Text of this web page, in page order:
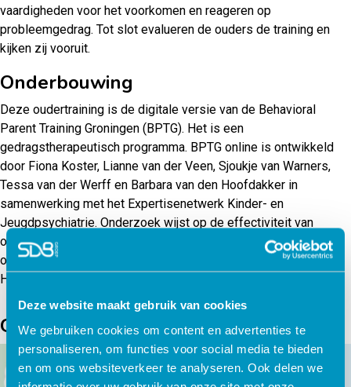
Deze website maakt gebruik van cookies
We gebruiken cookies om content en advertenties te
personaliseren, om functies voor social media te bieden
en om ons websiteverkeer te analyseren. Ook delen we
vaardigheden voor het voorkomen en reageren op
probleemgedrag. Tot slot evalueren de ouders de training en
kijken zij vooruit.
Onderbouwing
Deze oudertraining is de digitale versie van de Behavioral
Parent Training Groningen (BPTG). Het is een
gedragstherapeutisch programma. BPTG online is ontwikkeld
door Fiona Koster, Lianne van der Veen, Sjoukje van Warners,
Tessa van der Werff en Barbara van den Hoofdakker in
samenwerking met het Expertisenetwerk Kinder- en
Jeugdpsychiatrie. Onderzoek wijst op de effectiviteit van
oudertraining op ADHD-symptomen, gedragsproblemen,
ouderlijk zelfvertrouwen en ouderlijk gedrag (Van den
Hoofdakker & Van der Veen-Mulders, 2018).
Gerelateerde producten